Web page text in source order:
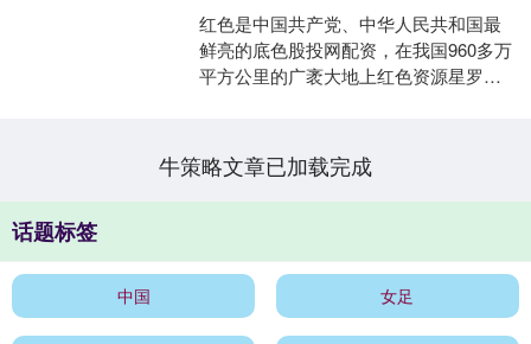
红色是中国共产党、中华人民共和国最
鲜亮的底色股投网配资，在我国960多万
平方公里的广袤大地上红色资源星罗棋
牛策略文章已加载完成
话题标签
中国 女足